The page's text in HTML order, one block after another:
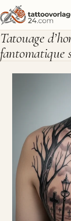
Tatouage
fantomatique